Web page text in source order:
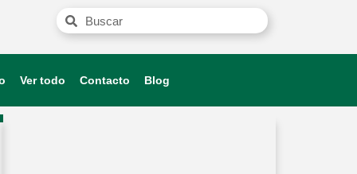
Ver todo Contacto Blog